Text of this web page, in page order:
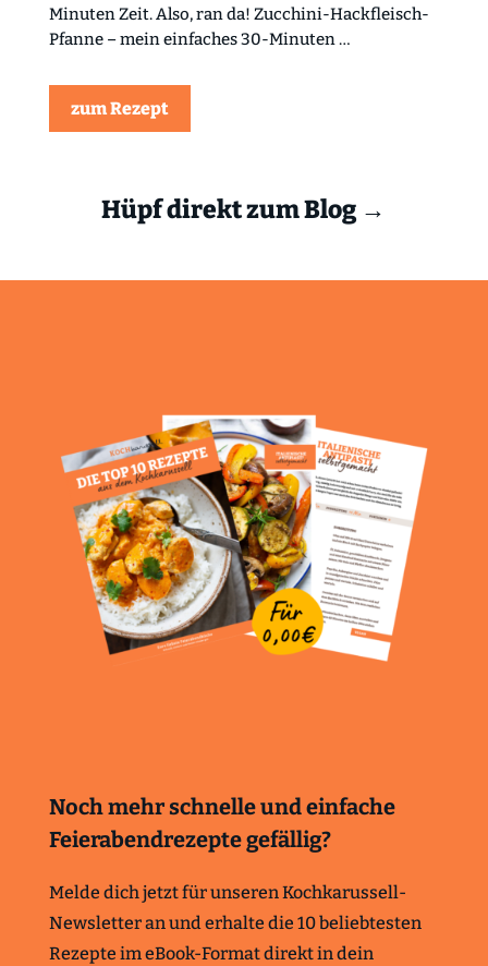
Minuten Zeit. Also, ran da! Zucchini-Hackfleisch-
Pfanne – mein einfaches 30-Minuten …
zum Rezept
Hüpf direkt zum Blog →
Noch mehr schnelle und einfache
Feierabendrezepte gefällig?
Melde dich jetzt für unseren Kochkarussell-
Newsletter an und erhalte die 10 beliebtesten
Rezepte im eBook-Format direkt in dein